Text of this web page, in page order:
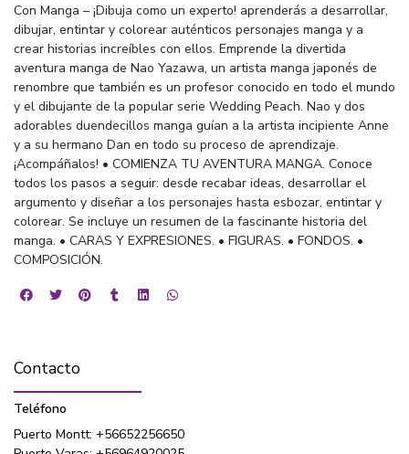
Con Manga – ¡Dibuja como un experto! aprenderás a desarrollar,
dibujar, entintar y colorear auténticos personajes manga y a
crear historias increíbles con ellos. Emprende la divertida
aventura manga de Nao Yazawa, un artista manga japonés de
renombre que también es un profesor conocido en todo el mundo
y el dibujante de la popular serie Wedding Peach. Nao y dos
adorables duendecillos manga guían a la artista incipiente Anne
y a su hermano Dan en todo su proceso de aprendizaje.
¡Acompáñalos! • COMIENZA TU AVENTURA MANGA. Conoce
todos los pasos a seguir: desde recabar ideas, desarrollar el
argumento y diseñar a los personajes hasta esbozar, entintar y
colorear. Se incluye un resumen de la fascinante historia del
manga. • CARAS Y EXPRESIONES. • FIGURAS. • FONDOS. •
COMPOSICIÓN.
Contacto
Teléfono
Puerto Montt: +56652256650